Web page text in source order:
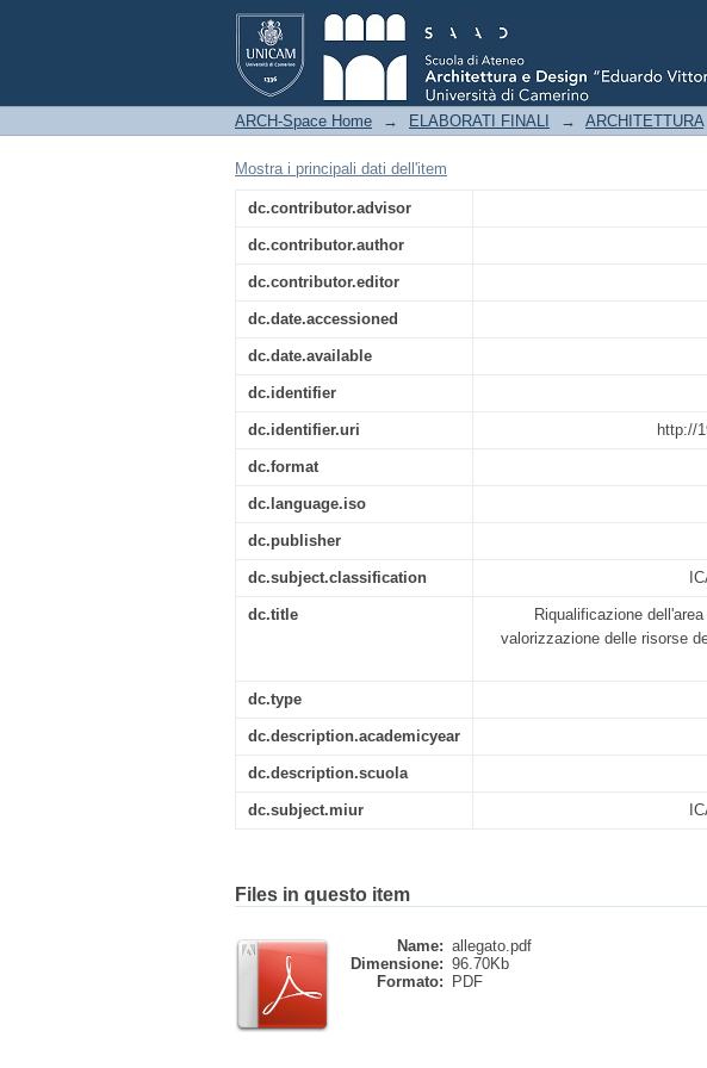
Riqualificazione dell'area
delle risorse del territorio
Agnese Saggia
ARCH-Space Home → ELABORATI FINALI → ARCHITETTURA
Mostra i principali dati dell'item
dc.contributor.advisor
dc.contributor.author
dc.contributor.editor
dc.date.accessioned
dc.date.available
dc.identifier
dc.identifier.uri http://
dc.format
dc.language.iso
dc.publisher
dc.subject.classification
dc.title
Riqualificazione
valorizzazione delle risorse
dc.type
dc.description.academicyear
dc.description.scuola
dc.subject.miur
Files in questo item
Name: allegato.pdf
Dimensione: 96.70Kb
Formato:
PDF